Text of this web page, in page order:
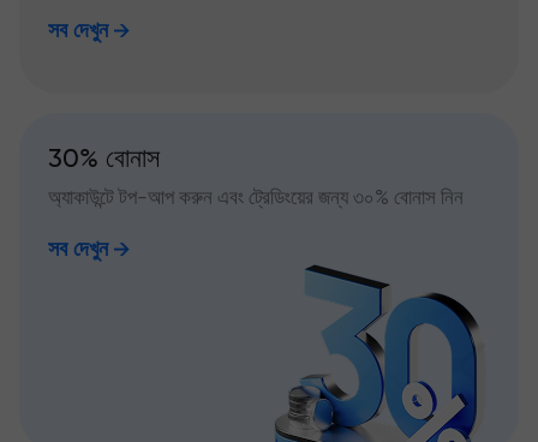
সব দেখুন
30% বোনাস
অ্যাকাউন্টে টপ-আপ করুন এবং ট্রেডিংয়ের জন্য ৩০% বোনাস নিন
সব দেখুন